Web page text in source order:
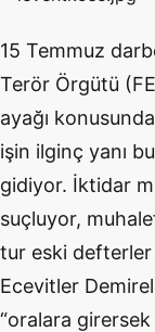
15 Temmuz
Terör Örgütü
ayağı
işin ilginç yanı
gidiyor. İktidar
suçluyor,
tur eski defterler
Ecevitler
“oralara girersek